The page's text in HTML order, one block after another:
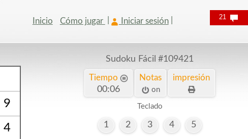
Inicio Cómo jugar Iniciar sesión
9
4
Sudoku Fácil #109421
Tiempo
00:07
Notas
on
impresión
Teclado
1 2 3 4 5
21